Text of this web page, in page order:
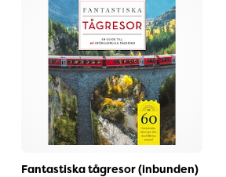
Fantastiska tågresor (inbunden)